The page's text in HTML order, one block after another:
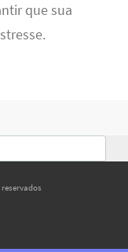
que sua
reservados